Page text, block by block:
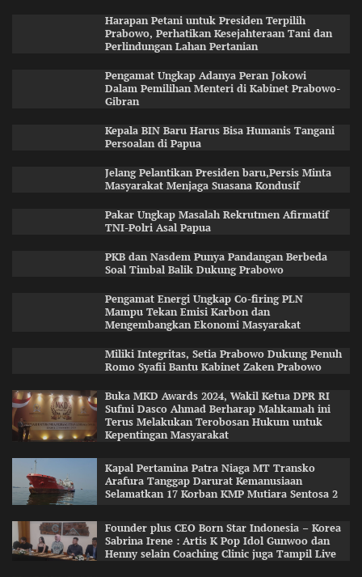
Harapan Petani untuk Presiden Terpilih
Prabowo, Perhatikan Kesejahteraan Tani dan
Perlindungan Lahan Pertanian
Pengamat Ungkap Adanya Peran Jokowi
Dalam Pemilihan Menteri di Kabinet Prabowo-
Gibran
Kepala BIN Baru Harus Bisa Humanis Tangani
Persoalan di Papua
Jelang Pelantikan Presiden baru,Persis Minta
Masyarakat Menjaga Suasana Kondusif
Pakar Ungkap Masalah Rekrutmen Afirmatif
TNI-Polri Asal Papua
PKB dan Nasdem Punya Pandangan Berbeda
Soal Timbal Balik Dukung Prabowo
Pengamat Energi Ungkap Co-firing PLN
Mampu Tekan Emisi Karbon dan
Mengembangkan Ekonomi Masyarakat
Miliki Integritas, Setia Prabowo Dukung Penuh
Romo Syafii Bantu Kabinet Zaken Prabowo
Buka MKD Awards 2024, Wakil Ketua DPR RI
Sufmi Dasco Ahmad Berharap Mahkamah ini
Terus Melakukan Terobosan Hukum untuk
Kepentingan Masyarakat
Kapal Pertamina Patra Niaga MT Transko
Arafura Tanggap Darurat Kemanusiaan
Selamatkan 17 Korban KMP Mutiara Sentosa 2
Founder plus CEO Born Star Indonesia – Korea
Sabrina Irene : Artis K Pop Idol Gunwoo dan
Henny selain Coaching Clinic juga Tampil Live